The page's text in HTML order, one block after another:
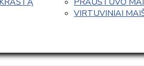
VIRTUVINIAI